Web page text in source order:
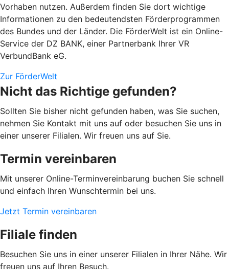
Vorhaben nutzen. Außerdem finden Sie dort wichtige
Informationen zu den bedeutendsten Förderprogrammen
des Bundes und der Länder. Die FörderWelt ist ein Online-
Service der DZ BANK, einer Partnerbank Ihrer VR
VerbundBank eG.
Zur FörderWelt
Nicht das Richtige gefunden?
Sollten Sie bisher nicht gefunden haben, was Sie suchen,
nehmen Sie Kontakt mit uns auf oder besuchen Sie uns in
einer unserer Filialen. Wir freuen uns auf Sie.
Termin vereinbaren
Mit unserer Online-Terminvereinbarung buchen Sie schnell
und einfach Ihren Wunschtermin bei uns.
Jetzt Termin vereinbaren
Filiale finden
Besuchen Sie uns in einer unserer Filialen in Ihrer Nähe. Wir
freuen uns auf Ihren Besuch.